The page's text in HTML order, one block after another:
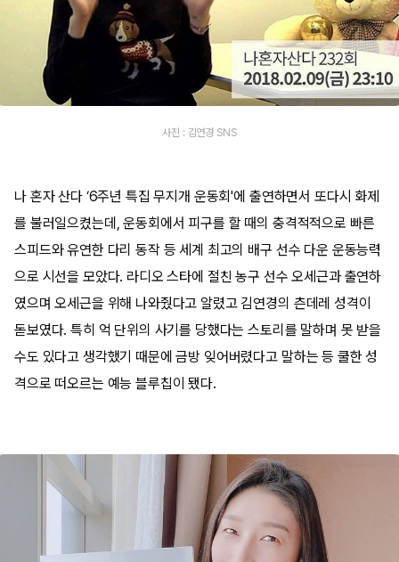
사진 : 김연경 SNS
나 혼자 산다 ‘6주년 특집 무지개 운동회'에 출연하면서 또다시 화제
를 불러일으켰는데, 운동회에서 피구를 할 때의 충격적적으로 빠른
스피드와 유연한 다리 동작 등 세계 최고의 배구 선수 다운 운동능력
으로 시선을 모았다. 라디오 스타에 절친 농구 선수 오세근과 출연하
였으며 오세근을 위해 나와줬다고 알렸고 김연경의 츤데레 성격이
돋보였다. 특히 억 단위의 사기를 당했다는 스토리를 말하며 못 받을
수도 있다고 생각했기 때문에 금방 잊어버렸다고 말하는 등 쿨한 성
격으로 떠오르는 예능 블루칩이 됐다.